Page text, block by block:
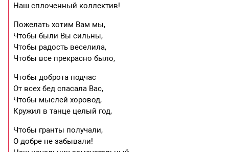
Наш сплоченный коллектив!
Пожелать хотим Вам мы,
Чтобы были Вы сильны,
Чтобы радость веселила,
Чтобы все прекрасно было,
Чтобы доброта подчас
От всех бед спасала Вас,
Чтобы мыслей хоровод,
Кружил в танце целый год,
Чтобы гранты получали,
О добре не забывали!